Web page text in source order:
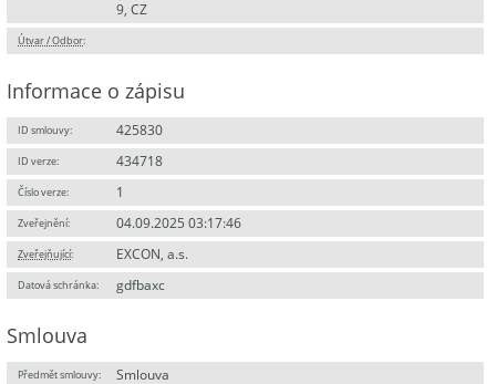
9, CZ
Útvar / Odbor:
Informace o zápisu
ID smlouvy: 425830
ID verze: 434718
Číslo verze: 1
Zveřejnění: 04.09.2025 03:17:46
Zveřejňující: EXCON, a.s.
Datová schránka: gdfbaxc
Smlouva
Předmět smlouvy: Smlouva